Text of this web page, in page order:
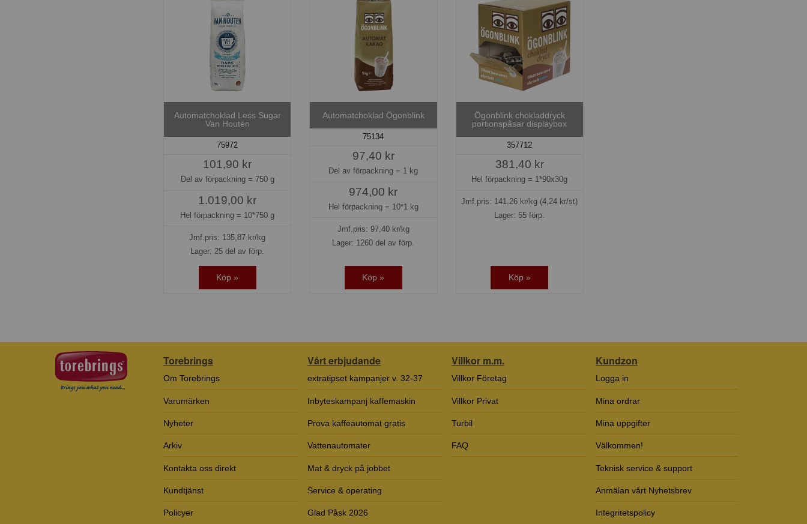
Automatchoklad Less Sugar
Van Houten
75972
101,90 kr
Del av förpackning = 750 g
1.019,00 kr
Hel förpackning = 10*750 g
Jmf.pris: 135,87 kr/kg
Lager: 25 del av förp.
Köp »
Automatchoklad Ögonblink
75134
97,40 kr
Del av förpackning = 1 kg
974,00 kr
Hel förpackning = 10*1 kg
Jmf.pris: 97,40kr/kg
Lager: 1260 del av förp.
Köp »
Ögonblink chokladdryck
portionspåsar displaybox
357712
381,40 kr
Hel förpackning = 1*90x30g
Jmf.pris: 141,26 kr/kg (4,24 kr/st)
Lager: 55 förp.
Köp »
Torebrings
Om Torebrings
Varumärken
Nyheter
Arkiv
Kontakta oss direkt
Kundtjänst
Policyer
Vårt erbjudande
extratipset kampanjer v. 32-37
Inbyteskampanj kaffemaskin
Prova kaffeautomat gratis
Vattenautomater
Mat & dryck på jobbet
Service & operating
Glad Påsk 2026
Villkor m.m.
Villkor Företag
Villkor Privat
Turbil
FAQ
Kundzon
Logga in
Mina ordrar
Mina uppgifter
Välkommen!
Teknisk service & support
Anmälan vårt Nyhetsbrev
Integritetspolicy